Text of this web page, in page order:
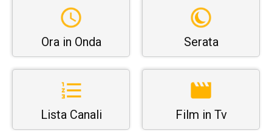
Ora in Onda Serata
Lista Canali Film in Tv